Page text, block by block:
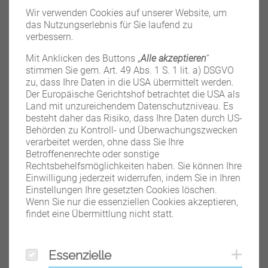
Nachlieferung verarbeitete oder gelieferte Ersatzteile ist
entweder auf die noch nicht abgelaufene Garantiezeit des
ausgetauschten Produkts, bzw. wenn diese Frist länger ist,
auf 90 Tage ab Nachlieferung beschränkt.
Die Herstellergarantie deckt keine Mängel oder Kosten ab,
die verursacht wurden durch unsachgemäßen Gebrauch
oder Fremdeinwirkung und daraus entstehende Schäden.
Unsachgemäßer Gebrauch liegt insbesondere in folgenden
Fällen vor:
Alle nicht von Transcontinenta oder deren offiziellen
Vertretungen vorgenommenen Abänderungen,
Reparaturen oder Wartungen dieses Produktes
Physische Gewalt, Überbelastung oder Missbrauch des
Produktes
Nichtbeachtung der Gebrauchsanweisung und daraus
resultierende Fehlbedienung.
Hierzu unbedingt die Gebrauchsanweisung beachten
Nichtbeachtung der dem Produkt in der
Wir verwenden Cookies auf unserer Website, um
das Nutzungserlebnis für Sie laufend zu
verbessern.
Mit Anklicken des Buttons „Alle akzeptieren“
stimmen Sie gem. Art. 49 Abs. 1 S. 1 lit. a) DSGVO
zu, dass Ihre Daten in die USA übermittelt werden.
Der Europäische Gerichtshof betrachtet die USA als
Land mit unzureichendem Datenschutzniveau. Es
besteht daher das Risiko, dass Ihre Daten durch US-
Behörden zu Kontroll- und Überwachungszwecken
verarbeitet werden, ohne dass Sie Ihre
Betroffenenrechte oder sonstige
Rechtsbehelfsmöglichkeiten haben. Sie können Ihre
Einwilligung jederzeit widerrufen, indem Sie in Ihren
Einstellungen Ihre gesetzten Cookies löschen.
Wenn Sie nur die essenziellen Cookies akzeptieren,
findet eine Übermittlung nicht statt.
Essenzielle
Essenzielle